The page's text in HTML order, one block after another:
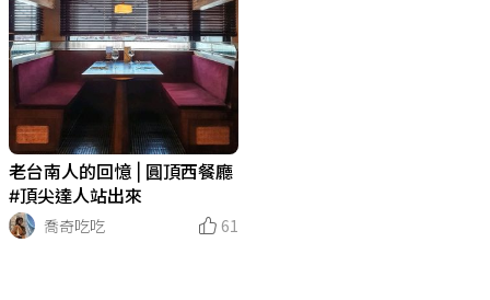
老台南人的回憶 | 圓頂西餐廳
#頂尖達人站出來
喬奇吃吃
61